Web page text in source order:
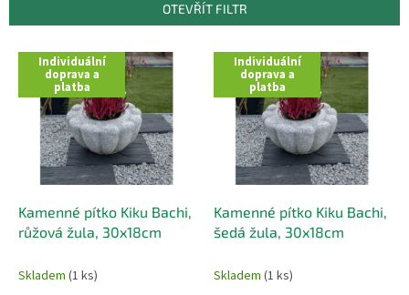
í
OTEVŘÍT FILTR
V
p
Individuální
doprava a
platba
Kamenné pítko Kiku Bachi,
růžová žula, 30x18cm
Skladem (1 ks)
Individuální
doprava a
platba
Kamenné pítko Kiku Bachi,
šedá žula, 30x18cm
Skladem (1 ks)